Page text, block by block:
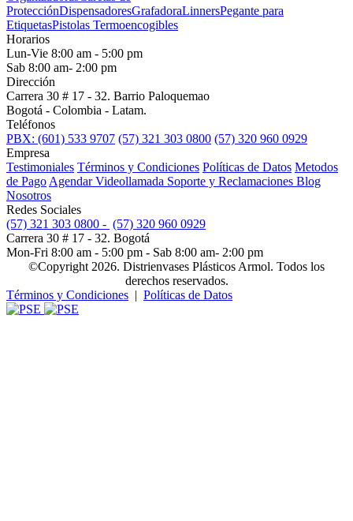
ProtecciónDispensadoresGrafadoraLinnersPegante para
EtiquetasPistolas Termoencogibles
Horarios
Lun-Vie 8:00 am - 5:00 pm
Sab 8:00 am- 2:00 pm
Dirección
Carrera 30 # 17 - 32. Barrio Paloquemao
Bogotá - Colombia - Latam.
Teléfonos
PBX: (601) 533 9707 (57) 321 303 0800 (57) 320 960 0929
Empresa
Testimoniales Términos y Condiciones Políticas de Datos Metodos
de Pago Agendar Videollamada Soporte y Reclamaciones Blog
Nosotros
Redes Sociales
(57) 321 303 0800 - (57) 320 960 0929
Carrera 30 # 17 - 32. Bogotá
Mon-Fri 8:00 am - 5:00 pm - Sab 8:00 am- 2:00 pm
©Copyright 2026. Distrienvases Plásticos Armol. Todos los
derechos reservados.
Términos y Condiciones | Políticas de Datos